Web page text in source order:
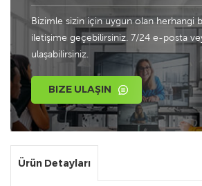
Bizimle sizin için uygun olan herhangi
iletişime geçebilirsiniz. 7/24 e-posta
ulaşabilirsiniz.
BIZE ULAŞIN
Ürün Detayları